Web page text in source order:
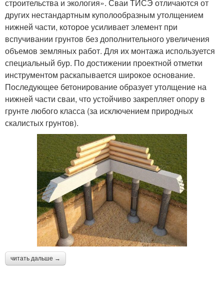
строительства и экология». Сваи ТИСЭ отличаются от
других нестандартным куполообразным утолщением
нижней части, которое усиливает элемент при
вспучивании грунтов без дополнительного увеличения
объемов земляных работ. Для их монтажа используется
специальный бур. По достижении проектной отметки
инструментом раскапывается широкое основание.
Последующее бетонирование образует утолщение на
нижней части сваи, что устойчиво закрепляет опору в
грунте любого класса (за исключением природных
скалистых грунтов).
читать дальше →